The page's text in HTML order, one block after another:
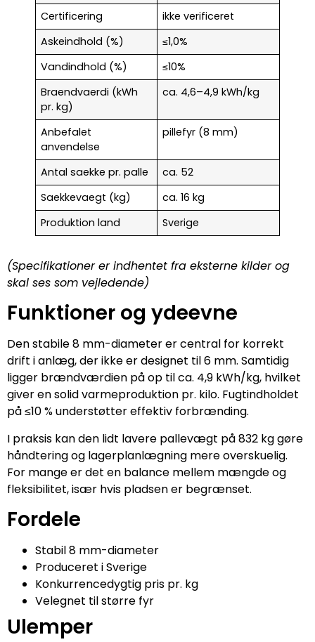
Certificering
ikke verificeret
Askeindhold (%)
≤1,0%
Vandindhold (%)
≤10%
Braendvaerdi (kWh
pr. kg)
ca. 4,6–4,9 kWh/kg
Anbefalet
anvendelse
pillefyr (8 mm)
Antal saekke pr. palle
ca. 52
Saekkevaegt (kg)
ca. 16 kg
Produktion land
Sverige
(Specifikationer er indhentet fra eksterne kilder og
skal ses som vejledende)
Funktioner og ydeevne
Den stabile 8 mm-diameter er central for korrekt
drift i anlæg, der ikke er designet til 6 mm. Samtidig
ligger brændværdien på op til ca. 4,9 kWh/kg, hvilket
giver en solid varmeproduktion pr. kilo. Fugtindholdet
på ≤10 % understøtter effektiv forbrænding.
I praksis kan den lidt lavere pallevægt på 832 kg gøre
håndtering og lagerplanlægning mere overskuelig.
For mange er det en balance mellem mængde og
fleksibilitet, især hvis pladsen er begrænset.
Fordele
Stabil 8 mm-diameter
Produceret i Sverige
Konkurrencedygtig pris pr. kg
Velegnet til større fyr
Ulemper